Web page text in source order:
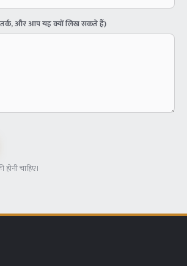
और आप यह क्यों लिख सकते हैं)
चाहिए।